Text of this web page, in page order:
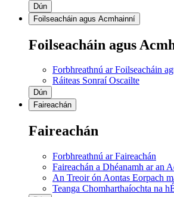
Dún
Foilseacháin agus Acmhainní
Foilseacháin agus
Forbhreathnú ar Foilseacháin
Ráiteas Sonraí Oscailte
Dún
Faireachán
Faireachán
Forbhreathnú ar Faireachán
Faireachán a Dhéanamh ar an
An Treoir ón Aontas Eorpach
Teanga Chomharthaíochta na